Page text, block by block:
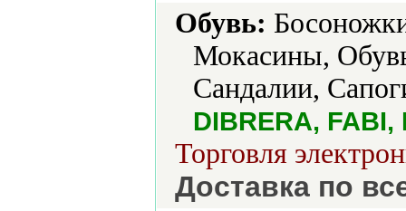
Обувь:
Мокасины,
Сандалии,
DIBRERA,
Торговля
Доставка по